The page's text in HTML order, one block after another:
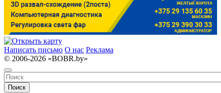
Написать письмо О нас Реклама
© 2006-2026 «BOBR.by»
Поиск